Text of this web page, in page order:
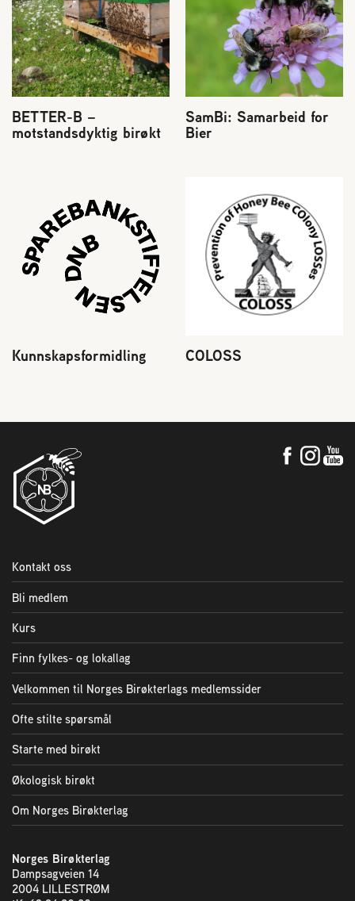
BETTER-B –
motstandsdyktig birøkt
SamBi: Samarbeid for
Bier
Kunnskapsformidling COLOSS
Kontakt oss
Bli medlem
Kurs
Finn fylkes- og lokallag
Velkommen til Norges Birøkterlags medlemssider
Ofte stilte spørsmål
Starte med birøkt
Økologisk birøkt
Om Norges Birøkterlag
Norges Birøkterlag
Dampsagveien 14
2004 LILLESTRØM